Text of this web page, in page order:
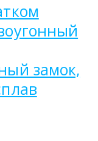
замок,